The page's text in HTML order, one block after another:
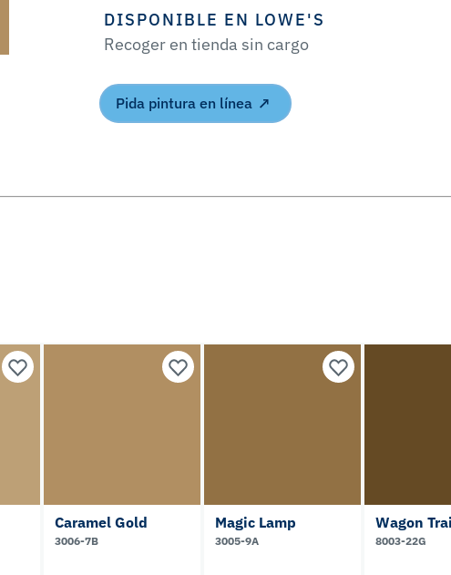
DISPONIBLE EN LOWE'S
Recoger en tienda sin cargo
Pida pintura en línea
Caramel Gold
3006-7B
Magic Lamp
3005-9A
Wagon
8003-22G